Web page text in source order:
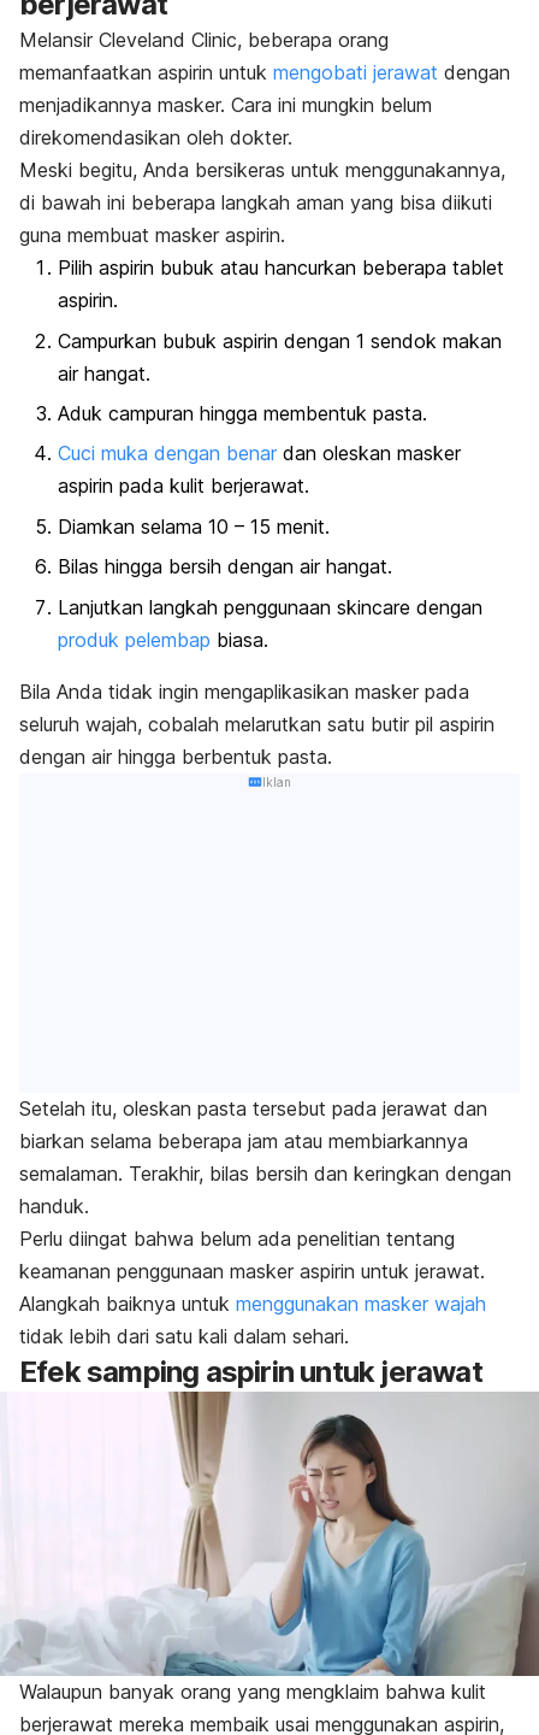
Melansir Cleveland Clinic, beberapa orang
memanfaatkan aspirin untuk mengobati jerawat dengan
menjadikannya masker. Cara ini mungkin belum
direkomendasikan oleh dokter.
Meski begitu, Anda bersikeras untuk menggunakannya,
di bawah ini beberapa langkah aman yang bisa diikuti
guna membuat masker aspirin.
Pilih aspirin bubuk atau hancurkan beberapa tablet
aspirin.
Campurkan bubuk aspirin dengan 1 sendok makan
air hangat.
Aduk campuran hingga membentuk pasta.
Cuci muka dengan benar dan oleskan masker
aspirin pada kulit berjerawat.
Diamkan selama 10 – 15 menit.
Bilas hingga bersih dengan air hangat.
Lanjutkan langkah penggunaan skincare dengan
produk pelembap biasa.
Bila Anda tidak ingin mengaplikasikan masker pada
seluruh wajah, cobalah melarutkan satu butir pil aspirin
dengan air hingga berbentuk pasta.
Iklan
Setelah itu, oleskan pasta tersebut pada jerawat dan
biarkan selama beberapa jam atau membiarkannya
semalaman. Terakhir, bilas bersih dan keringkan dengan
handuk.
Perlu diingat bahwa belum ada penelitian tentang
keamanan penggunaan masker aspirin untuk jerawat.
Alangkah baiknya untuk menggunakan masker wajah
tidak lebih dari satu kali dalam sehari.
Efek samping aspirin untuk jerawat
Walaupun banyak orang yang mengklaim bahwa kulit
berjerawat mereka membaik usai menggunakan aspirin,